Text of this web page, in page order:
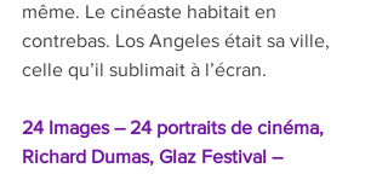
même. Le cinéaste habitait en
contrebas. Los Angeles était sa ville,
celle qu’il sublimait à l’écran.
24 Images – 24 portraits de cinéma,
Richard Dumas, Glaz Festival –